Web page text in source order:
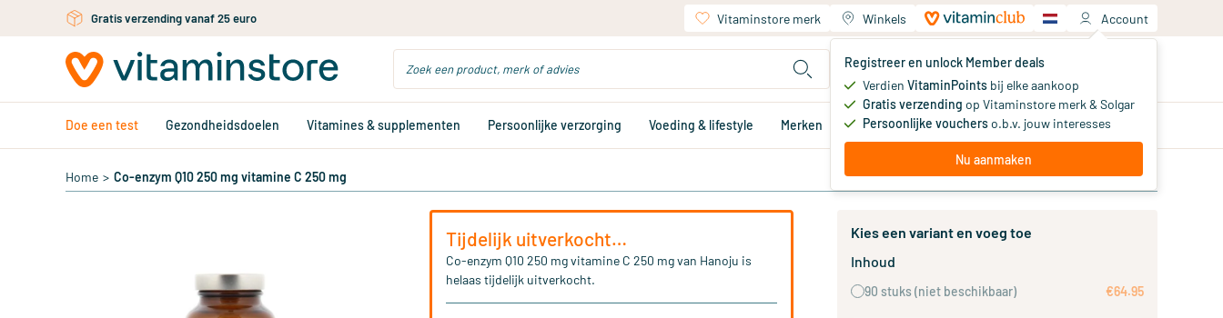
Ga naar de hoofdinhoudGratis persoonlijk advies via chat of email Vitaminstore merk Winkels Account
Registreer en unlock Member deals
Verdien VitaminPoints bij elke aankoop
Gratis verzending op Vitaminstore merk & Solgar
Persoonlijke voucherso.b.v. jouw interesses
Nu aanmaken
Jouw winkelwagen
Je hebt nog geen producten
Doe een test Gezondheidsdoelen Vitamines & supplementen Persoonlijke verzorging Voeding & lifestyle Merken Aanbiedingen Memberdeals
Home > Co-enzym Q10 250 mg vitamine C 250 mg
Tijdelijk uitverkocht…
Co-enzym Q10 250 mg vitamine C 250 mg van Hanoju is
helaas tijdelijk uitverkocht.
Kies een variant en voeg toe
Inhoud
90 stuks (niet beschikbaar) €64.95